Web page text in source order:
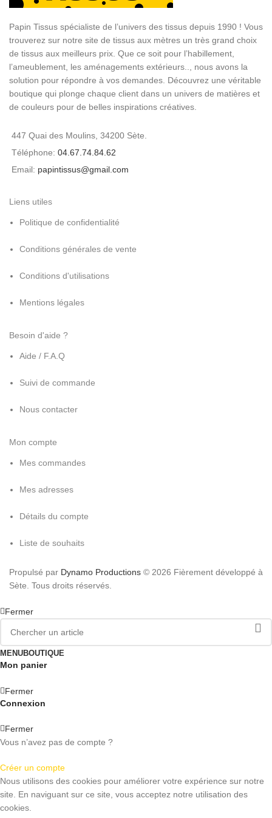
Papin Tissus spécialiste de l’univers des tissus depuis 1990 ! Vous
trouverez sur notre site de tissus aux mètres un très grand choix
de tissus aux meilleurs prix. Que ce soit pour l’habillement,
l’ameublement, les aménagements extérieurs.., nous avons la
solution pour répondre à vos demandes. Découvrez une véritable
boutique qui plonge chaque client dans un univers de matières et
de couleurs pour de belles inspirations créatives.
447 Quai des Moulins, 34200 Sète.
Téléphone: 04.67.74.84.62
Email: papintissus@gmail.com
Liens utiles
Politique de confidentialité
Conditions générales de vente
Conditions d'utilisations
Mentions légales
Besoin d'aide ?
Aide / F.A.Q
Suivi de commande
Nous contacter
Mon compte
Mes commandes
Mes adresses
Détails du compte
Liste de souhaits
Propulsé par Dynamo Productions © 2026 Fièrement développé à
Sète. Tous droits réservés.
Fermer
MENUBOUTIQUE
Mon panier
Fermer
Connexion
Fermer
Vous n’avez pas de compte ?
Créer un compte
Nous utilisons des cookies pour améliorer votre expérience sur notre
site. En naviguant sur ce site, vous acceptez notre utilisation des
cookies.